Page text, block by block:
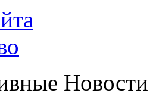
Новости